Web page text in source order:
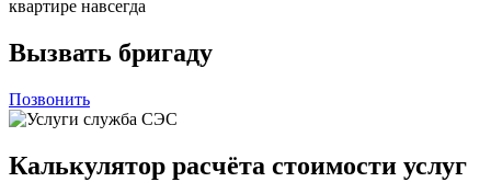
квартире навсегда
Вызвать бригаду
Позвонить
Калькулятор расчёта стоимости услуг